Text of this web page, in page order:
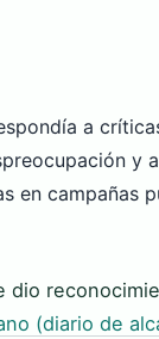
a
y
en campañas
dio
(diario de